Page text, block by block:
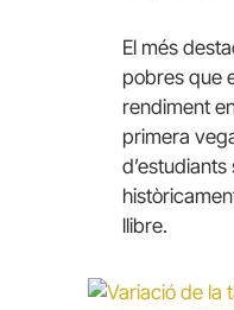
El més
pobres que
rendiment
primera
llibre.